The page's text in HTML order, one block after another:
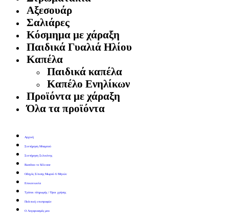
Αξεσουάρ
Σαλιάρες
Κόσμημα με χάραξη
Παιδικά Γυαλιά Ηλίου
Καπέλα
Παιδικά καπέλα
Καπέλο Ενηλίκων
Προϊόντα με χάραξη
Όλα τα προϊόντα
Αρχική
Συντήρηση Μπαμπού
Συντήρηση Σιλικόνης
Bamboo vs Silicone
Οδηγός Σίτισης Μωρού 6 Μηνών
Επικοινωνία
Τρόποι πληρωμής / Όροι χρήσης
Πολιτική επιστροφών
Ο Λογαριασμός μου